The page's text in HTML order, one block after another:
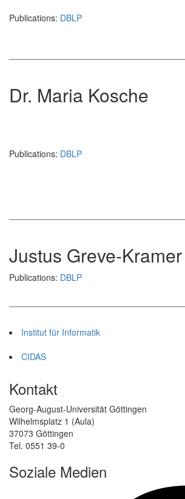
Publications: DBLP
Dr. Maria Kosche
Publications: DBLP
Justus Greve-Kramer
Publications: DBLP
Institut für Informatik
CIDAS
Kontakt
Georg-August-Universität Göttingen
Wilhelmsplatz 1 (Aula)
37073 Göttingen
Tel. 0551 39-0
Soziale Medien